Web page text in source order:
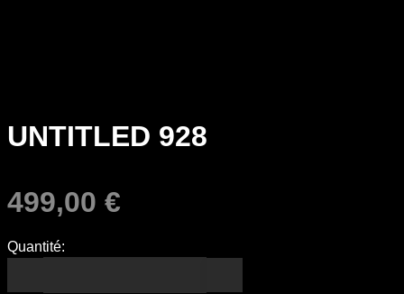
UNTITLED 928
499,00 €
Quantité: